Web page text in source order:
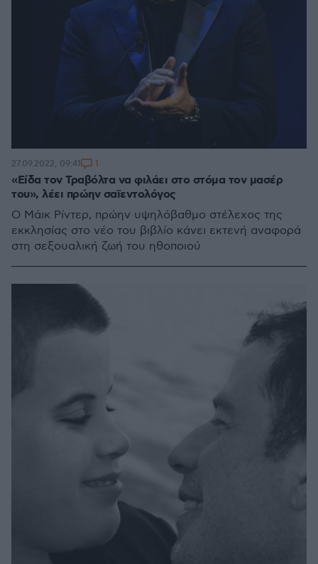
«Είδα τον Τραβόλτα να φιλάει στο στόμα τον μασέρ
του», λέει πρώην σαϊεντολόγος
Ο Μάικ Ρίντερ, πρώην υψηλόβαθμο στέλεχος της
εκκλησίας στο νέο του βιβλίο κάνει εκτενή αναφορά
στη σεξουαλική ζωή του ηθοποιού
27.09.2022, 09:41 1